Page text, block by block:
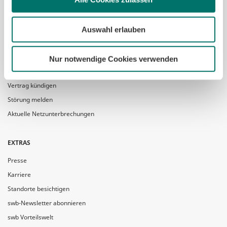
Auswahl erlauben
Nur notwendige Cookies verwenden
KUNDENSERVICE
Terminvereinbarung
Multilingual Customer Support
Vertrag widerrufen
Vertrag kündigen
Störung melden
Aktuelle Netzunterbrechungen
EXTRAS
Presse
Karriere
Standorte besichtigen
swb-Newsletter abonnieren
swb Vorteilswelt